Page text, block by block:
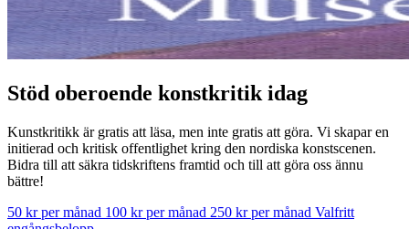
Stöd oberoende konstkritik idag
Kunstkritikk är gratis att läsa, men inte gratis att göra. Vi skapar en
initierad och kritisk offentlighet kring den nordiska konstscenen.
Bidra till att säkra tidskriftens framtid och till att göra oss ännu
bättre!
50 kr per månad 100 kr per månad 250 kr per månad Valfritt